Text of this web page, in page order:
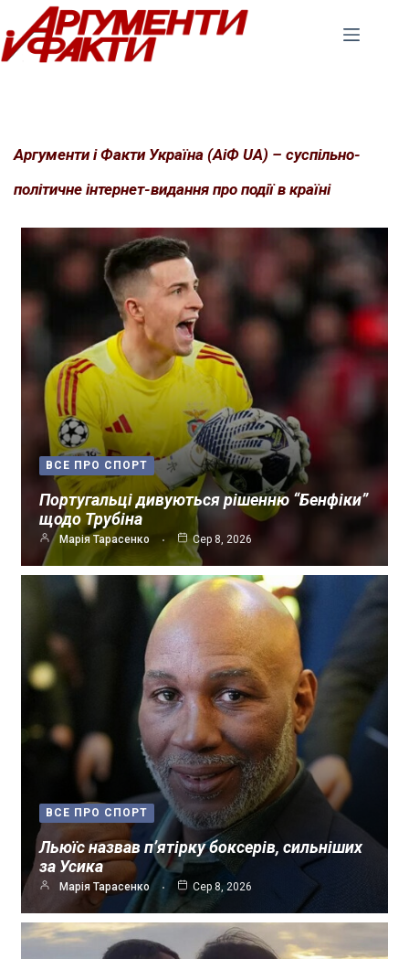
Перейти
до
вмісту
Аргументи і Факти Україна (АіФ UA) – суспільно-
політичне інтернет-видання про події в країні
ВСЕ ПРО СПОРТ
Португальці дивуються рішенню “Бенфіки”
щодо Трубіна
Марія Тарасенко Сер 8, 2026
ВСЕ ПРО СПОРТ
Льюїс назвав п’ятірку боксерів, сильніших
за Усика
Марія Тарасенко Сер 8, 2026